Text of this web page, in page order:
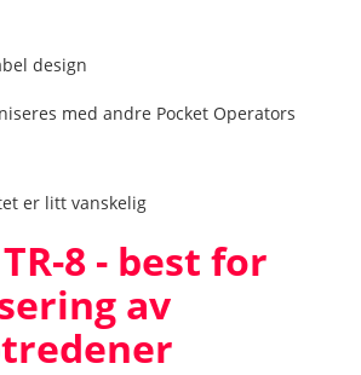
design
med andre Pocket Operators
er litt vanskelig
8 - best for
av